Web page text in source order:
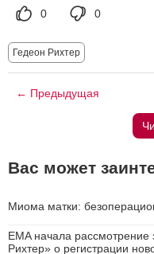
0 0
Гедеон Рихтер
← Предыдущая
Вас может
Миома матки:
EMA начала
Рихтер» о регистрации